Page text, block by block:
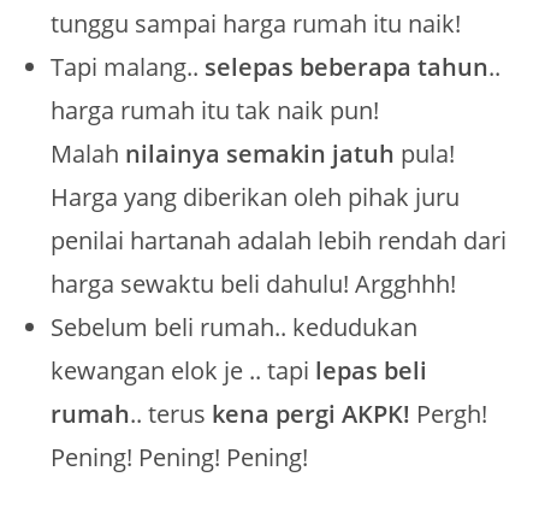
tunggu sampai harga rumah itu naik!
Tapi malang.. selepas beberapa tahun..
harga rumah itu tak naik pun!
Malah nilainya semakin jatuh pula!
Harga yang diberikan oleh pihak juru
penilai hartanah adalah lebih rendah dari
harga sewaktu beli dahulu! Argghhh!
Sebelum beli rumah.. kedudukan
kewangan elok je .. tapi lepas beli
rumah.. terus kena pergi AKPK! Pergh!
Pening! Pening! Pening!